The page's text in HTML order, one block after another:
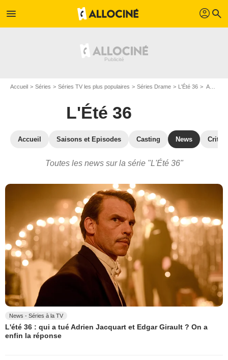
menu profil search
Accueil Séries Séries TV les plus populaires Séries Drame L'Été 36 Actualité de la série L'Été 36
L'Été 36
Accueil Saisons et Episodes Casting News
Toutes les news sur la série "L'Été 36"
News - Séries à la TV
L'été 36 : qui a tué Adrien Jacquart et Edgar Girault ? On a
enfin la réponse